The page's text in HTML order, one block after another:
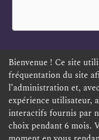
ESPACE PERSONNEL
TÉLÉSERVICES
ACCESSIBILITÉ
Bienvenue ! Ce site
fréquentation du site
l’administration et,
expérience utilisateur,
interactifs fournis par
choix pendant 6 mois.